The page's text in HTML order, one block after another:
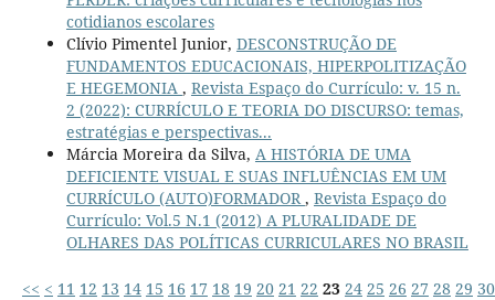
cotidianos escolares
Clívio Pimentel Junior, DESCONSTRUÇÃO DE
FUNDAMENTOS EDUCACIONAIS, HIPERPOLITIZAÇÃO
E HEGEMONIA , Revista Espaço do Currículo: v. 15 n.
2 (2022): CURRÍCULO E TEORIA DO DISCURSO: temas,
estratégias e perspectivas...
Márcia Moreira da Silva, A HISTÓRIA DE UMA
DEFICIENTE VISUAL E SUAS INFLUÊNCIAS EM UM
CURRÍCULO (AUTO)FORMADOR, Revista Espaço do
Currículo: Vol.5 N.1 (2012) A PLURALIDADE DE
OLHARES DAS POLÍTICAS CURRICULARES NO BRASIL
<< < 11 12 13 14 15 16 17 18 19 20 21 22 23 24 25 26 27 28 29 30